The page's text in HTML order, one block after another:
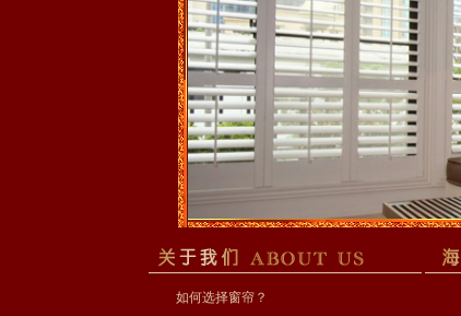
如何选择窗帘？